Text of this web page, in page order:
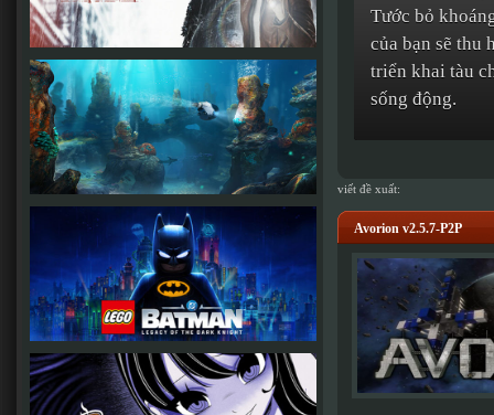
Tước bỏ
của bạn sẽ thu
triển khai tàu
sống động.
viết đề xuất:
Avorion v2.5.7-P2P